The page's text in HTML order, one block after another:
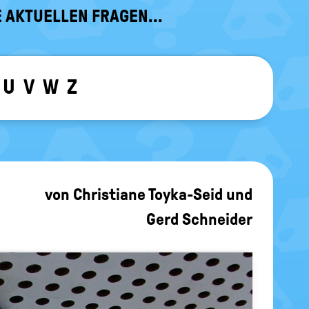
AKTUELLEN FRAGEN...
U V W Z
Buchstaben ein-/
von Christiane Toyka-Seid und
Gerd Schneider